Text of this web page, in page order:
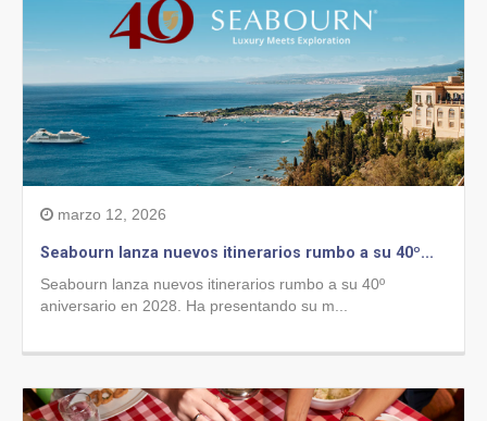
marzo 12, 2026
Seabourn lanza nuevos itinerarios rumbo a su 40º...
Seabourn lanza nuevos itinerarios rumbo a su 40º
aniversario en 2028. Ha presentando su m...